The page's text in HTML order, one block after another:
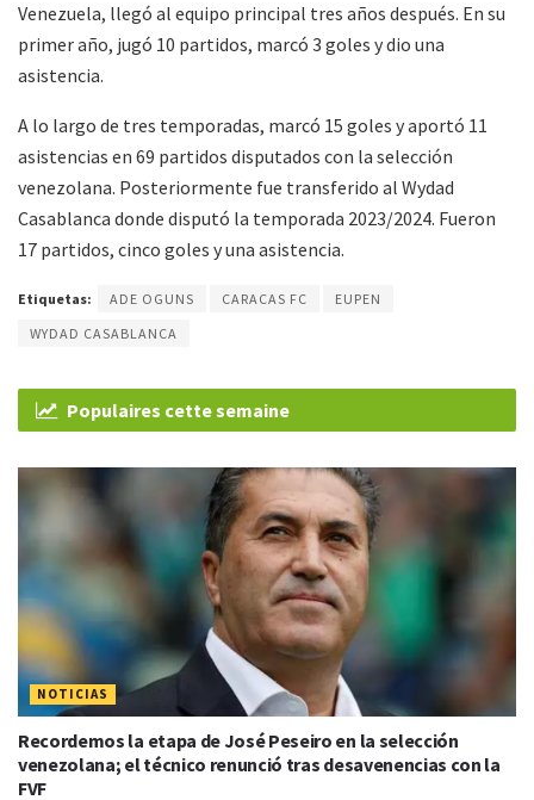
Venezuela, llegó al equipo principal tres años después. En su
primer año, jugó 10 partidos, marcó 3 goles y dio una
asistencia.
A lo largo de tres temporadas, marcó 15 goles y aportó 11
asistencias en 69 partidos disputados con la selección
venezolana. Posteriormente fue transferido al Wydad
Casablanca donde disputó la temporada 2023/2024. Fueron
17 partidos, cinco goles y una asistencia.
Etiquetas: ADE OGUNS CARACAS FC
EUPEN
WYDAD CASABLANCA
Populaires cette semaine
NOTICIAS
Recordemos la etapa de José Peseiro en la selección
venezolana; el técnico renunció tras desavenencias con la
FVF